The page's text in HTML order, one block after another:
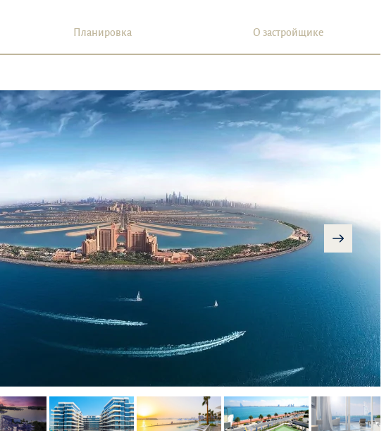
Планировка О застройщике